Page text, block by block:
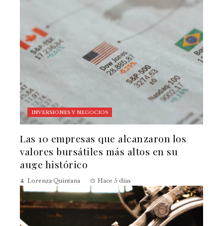
INVERSIONES Y NEGOCIOS
Las 10 empresas que alcanzaron los
valores bursátiles más altos en su
auge histórico
Lorenza Quintana Hace 5 días